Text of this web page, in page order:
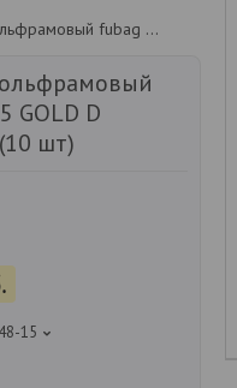
Электрод вольфрамовый fubag wl15 gold d 2,4x175мм (10 шт)
GOLD D
шт)
15